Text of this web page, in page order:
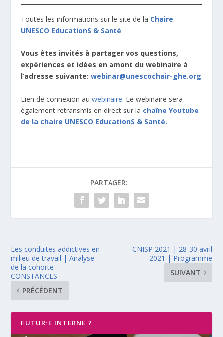
Toutes les informations sur le site de la Chaire
UNESCO EducationS & Santé
Vous êtes invités à partager vos questions,
expériences et idées en amont du webinaire à
l’adresse suivante:webinar@unescochair-ghe.org
Lien de connexion auwebinaire. Le webinaire sera
également retransmis en direct sur la chaîne Youtube
de la chaire UNESCO EducationS & Santé.
PARTAGER:
Les conduites addictives en
milieu de travail | Analyse
de la cohorte
CONSTANCES
PRÉCÉDENT
CNISP 2021 | 28-30 avril
2021 | Programme
SUIVANT
FUTUR·E INTERNE ?